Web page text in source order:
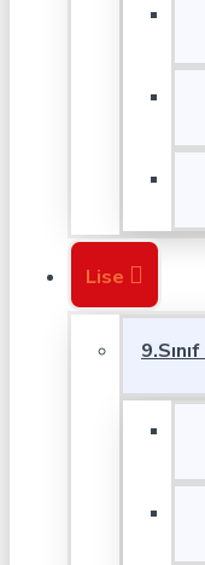
Lise
9.Sınıf